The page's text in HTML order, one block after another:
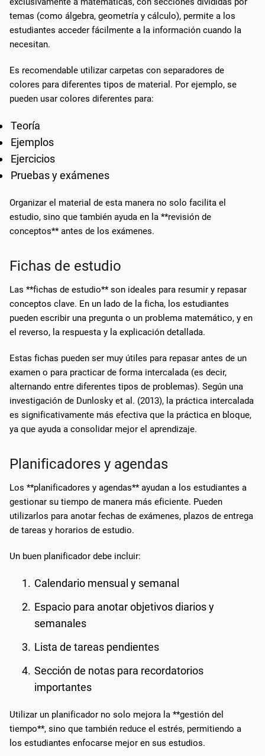
temas (como álgebra, geometría y cálculo), permite a los
estudiantes acceder fácilmente a la información cuando la
necesitan.
Es recomendable utilizar carpetas con separadores de
colores para diferentes tipos de material. Por ejemplo, se
pueden usar colores diferentes para:
Teoría
Ejemplos
Ejercicios
Pruebas y exámenes
Organizar el material de esta manera no solo facilita el
estudio, sino que también ayuda en la **revisión de
conceptos** antes de los exámenes.
Fichas de estudio
Las **fichas de estudio** son ideales para resumir y repasar
conceptos clave. En un lado de la ficha, los estudiantes
pueden escribir una pregunta o un problema matemático, y en
el reverso, la respuesta y la explicación detallada.
Estas fichas pueden ser muy útiles para repasar antes de un
examen o para practicar de forma intercalada (es decir,
alternando entre diferentes tipos de problemas). Según una
investigación de Dunlosky et al. (2013), la práctica intercalada
es significativamente más efectiva que la práctica en bloque,
ya que ayuda a consolidar mejor el aprendizaje.
Planificadores y agendas
Los **planificadores y agendas** ayudan a los estudiantes a
gestionar su tiempo de manera más eficiente. Pueden
utilizarlos para anotar fechas de exámenes, plazos de entrega
de tareas y horarios de estudio.
Un buen planificador debe incluir:
Calendario mensual y semanal
Espacio para anotar objetivos diarios y
semanales
Lista de tareas pendientes
Sección de notas para recordatorios
importantes
Utilizar un planificador no solo mejora la **gestión del
tiempo**, sino que también reduce el estrés, permitiendo a
los estudiantes enfocarse mejor en sus estudios.